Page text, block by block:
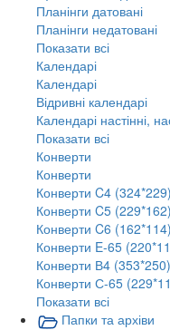
Планінги датовані
Планінги недатовані
Показати всі
Календарі
Календарі
Відривні календарі
Календарі настінні,
Показати всі
Конверти
Конверти
Конверти C4 (324*229)
Конверти C5 (229*162)
Конверти C6 (162*114)
Конверти E-65
Конверти В4 (353*250)
Конверти С-65
Показати всі
Папки та архіви